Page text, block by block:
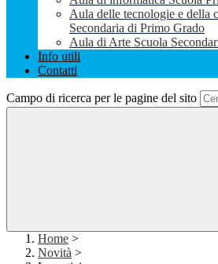
Aula delle tecnologie e della
Secondaria di Primo Grado
Aula di Arte Scuola
Info utili
Contatti
Campo di ricerca per le pagine del sito
Home >
Novità >